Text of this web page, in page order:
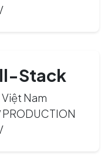
Stack
Việt Nam